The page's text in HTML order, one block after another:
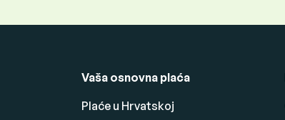
Vaša osnovna plaća
Plaće u Hrvatskoj